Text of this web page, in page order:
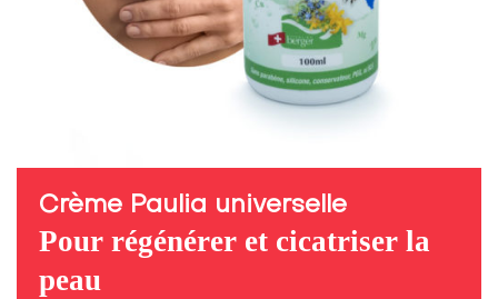
Crème Paulia universelle
Pour régénérer et cicatriser la
peau